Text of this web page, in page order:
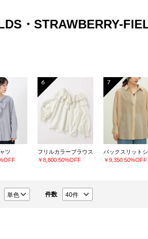
・STRAWBERRY-
ツ
6
フリルカラーブラウス
￥8,800 50%OFF
7
￥9,350 50%OFF
件数